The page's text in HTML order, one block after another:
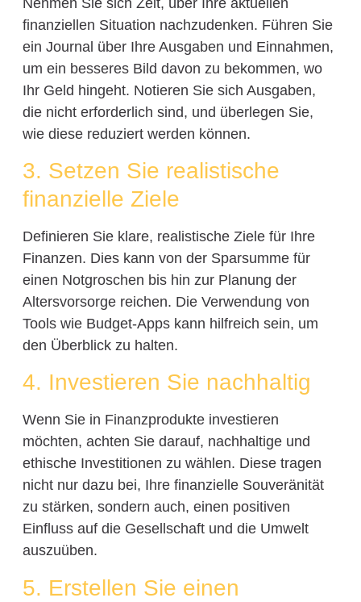
finanziellen Situation nachzudenken. Führen Sie
ein Journal über Ihre Ausgaben und Einnahmen,
um ein besseres Bild davon zu bekommen, wo
Ihr Geld hingeht. Notieren Sie sich Ausgaben,
die nicht erforderlich sind, und überlegen Sie,
wie diese reduziert werden können.
3. Setzen Sie realistische
finanzielle Ziele
Definieren Sie klare, realistische Ziele für Ihre
Finanzen. Dies kann von der Sparsumme für
einen Notgroschen bis hin zur Planung der
Altersvorsorge reichen. Die Verwendung von
Tools wie Budget-Apps kann hilfreich sein, um
den Überblick zu halten.
4. Investieren Sie nachhaltig
Wenn Sie in Finanzprodukte investieren
möchten, achten Sie darauf, nachhaltige und
ethische Investitionen zu wählen. Diese tragen
nicht nur dazu bei, Ihre finanzielle Souveränität
zu stärken, sondern auch, einen positiven
Einfluss auf die Gesellschaft und die Umwelt
auszuüben.
5. Erstellen Sie einen